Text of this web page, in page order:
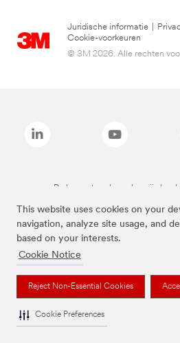
This website uses cookies on your
navigation, analyze site usage, and
based on your interests.
Cookie Notice
Reject Non-Essential Cookies
Cookie Preferences
Juridische informatie
Cookie-voorkeuren
© 3M 2026. Alle rechten
De bovenstaande merken zijn